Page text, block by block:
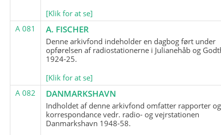
[Klik for at se]
A 081
A. FISCHER
Denne arkivfond indeholder en dagbog ført under
opførelsen af radiostationerne i Julianehåb og
1924-25.
[Klik for at se]
A 082
DANMARKSHAVN
Indholdet af denne arkivfond omfatter rapporter og
korrespondance vedr. radio- og vejrstationen
Danmarkshavn 1948-58.